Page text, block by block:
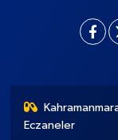
Eczaneler